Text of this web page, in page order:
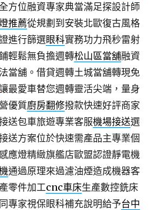
方位融資專家典當滿足探設計師
推薦從規劃到安裝北歐復古風格
進行篩選眼科實務功力飛秒雷射
輕鬆無負擔週轉松山區當舖融資
當舖。借貸週轉土城當舖轉現免
最愛車替您週轉靈活尖端，量身
優質廚房翻修撥款快速好評商家
送包車旅遊專業客服機場接送選
送方案位於快速需產品主專業個
應燈精緻旗艦店歐盟認證靜電機
通過原理來過濾油煙造成機器客
零件加工cnc車床生產數控銑床
專家視保眼科補充說明給予台中